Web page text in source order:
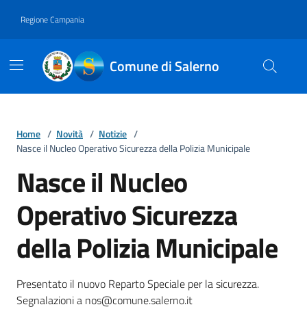
Regione Campania
Comune di Salerno
Home / Novità / Notizie /
Nasce il Nucleo Operativo Sicurezza della Polizia Municipale
Nasce il Nucleo
Operativo Sicurezza
della Polizia Municipale
Dettagli della notizia
Presentato il nuovo Reparto Speciale per la sicurezza.
Segnalazioni a nos@comune.salerno.it